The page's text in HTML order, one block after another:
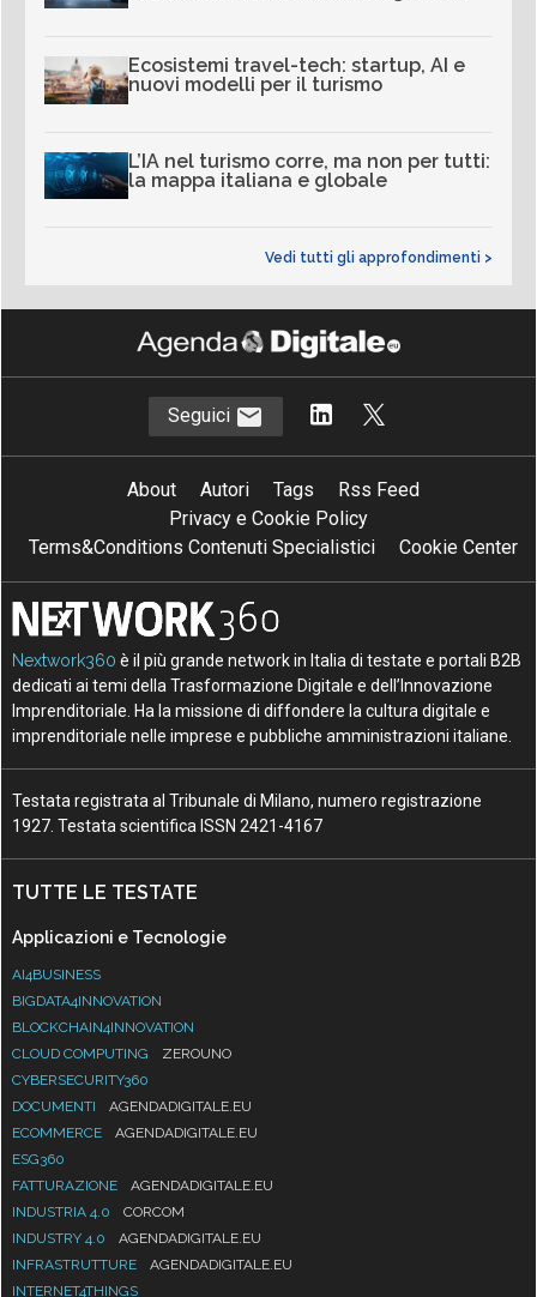
Ecosistemi travel-tech: startup, AI e
nuovi modelli per il turismo
L’IA nel turismo corre, ma non per tutti:
la mappa italiana e globale
Vedi tutti gli approfondimenti >
Seguici
About Autori Tags
Rss Feed
Privacy e Cookie Policy
Terms&Conditions Contenuti Specialistici
Cookie Center
Nextwork360 è il più grande network in Italia di testate e portali B2B
dedicati ai temi della Trasformazione Digitale e dell’Innovazione
Imprenditoriale. Ha la missione di diffondere la cultura digitale e
imprenditoriale nelle imprese e pubbliche amministrazioni italiane.
Testata registrata al Tribunale di Milano, numero registrazione
1927. Testata scientifica ISSN 2421-4167
TUTTE LE TESTATE
Applicazioni e Tecnologie
AI4BUSINESS
BIGDATA4INNOVATION
BLOCKCHAIN4INNOVATION
CLOUD COMPUTING
ZEROUNO
CYBERSECURITY360
DOCUMENTI
AGENDADIGITALE.EU
ECOMMERCE
AGENDADIGITALE.EU
ESG360
FATTURAZIONE
AGENDADIGITALE.EU
INDUSTRIA 4.0
CORCOM
INDUSTRY 4.0
AGENDADIGITALE.EU
INFRASTRUTTURE
AGENDADIGITALE.EU
INTERNET4THINGS